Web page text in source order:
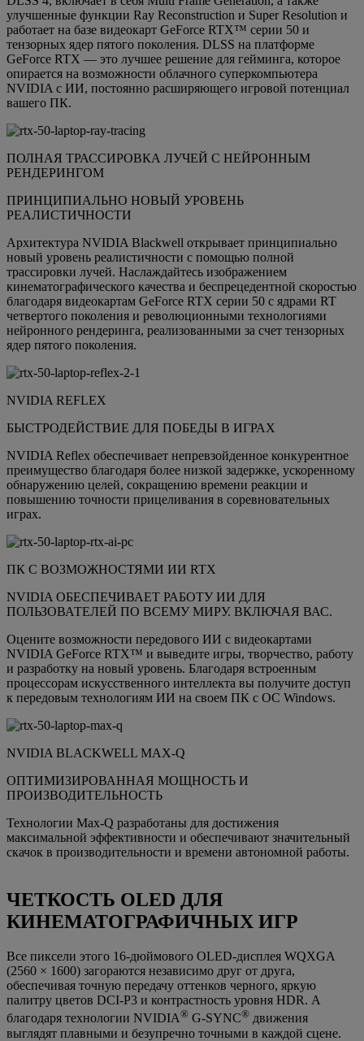
улучшенные функции Ray Reconstruction и Super Resolution и
работает на базе видеокарт GeForce RTX™ серии 50 и
тензорных ядер пятого поколения. DLSS на платформе
GeForce RTX — это лучшее решение для гейминга, которое
опирается на возможности облачного суперкомпьютера
NVIDIA с ИИ, постоянно расширяющего игровой потенциал
вашего ПК.
ПОЛНАЯ ТРАССИРОВКА ЛУЧЕЙ С НЕЙРОННЫМ
РЕНДЕРИНГОМ
ПРИНЦИПИАЛЬНО НОВЫЙ УРОВЕНЬ
РЕАЛИСТИЧНОСТИ
Архитектура NVIDIA Blackwell открывает принципиально
новый уровень реалистичности с помощью полной
трассировки лучей. Наслаждайтесь изображением
кинематографического качества и беспрецедентной скоростью
благодаря видеокартам GeForce RTX серии 50 с ядрами RT
четвертого поколения и революционными технологиями
нейронного рендеринга, реализованными за счет тензорных
ядер пятого поколения.
NVIDIA REFLEX
БЫСТРОДЕЙСТВИЕ ДЛЯ ПОБЕДЫ В ИГРАХ
NVIDIA Reflex обеспечивает непревзойденное конкурентное
преимущество благодаря более низкой задержке, ускоренному
обнаружению целей, сокращению времени реакции и
повышению точности прицеливания в соревновательных
играх.
ПК С ВОЗМОЖНОСТЯМИ ИИ RTX
NVIDIA ОБЕСПЕЧИВАЕТ РАБОТУ ИИ ДЛЯ
ПОЛЬЗОВАТЕЛЕЙ ПО ВСЕМУ МИРУ. ВКЛЮЧАЯ ВАС.
Оцените возможности передового ИИ с видеокартами
NVIDIA GeForce RTX™ и выведите игры, творчество, работу
и разработку на новый уровень. Благодаря встроенным
процессорам искусственного интеллекта вы получите доступ
к передовым технологиям ИИ на своем ПК с ОС Windows.
NVIDIA BLACKWELL MAX-Q
ОПТИМИЗИРОВАННАЯ МОЩНОСТЬ И
ПРОИЗВОДИТЕЛЬНОСТЬ
Технологии Max-Q разработаны для достижения
максимальной эффективности и обеспечивают значительный
скачок в производительности и времени автономной работы.
ЧЕТКОСТЬ OLED ДЛЯ
КИНЕМАТОГРАФИЧНЫХ ИГР
Все пиксели этого 16-дюймового OLED-дисплея WQXGA
(2560 × 1600) загораются независимо друг от друга,
обеспечивая точную передачу оттенков черного, яркую
палитру цветов DCI-P3 и контрастность уровня HDR. А
благодаря технологии NVIDIA® G-SYNC® движения
выглядят плавными и безупречно точными в каждой сцене.